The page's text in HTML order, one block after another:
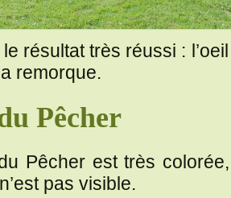
résultat très réussi :
remorque.
Pêcher
Pêcher est très
pas visible.